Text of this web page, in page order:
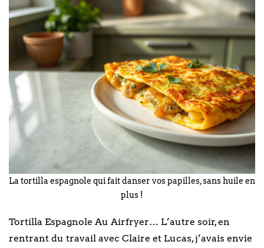
La tortilla espagnole qui fait danser vos papilles, sans huile en
plus !
Tortilla Espagnole Au Airfryer… L’autre soir, en
rentrant du travail avec Claire et Lucas, j’avais envie